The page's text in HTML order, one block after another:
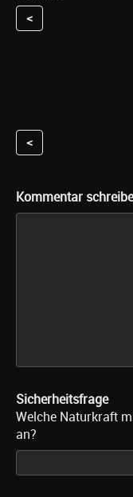
<
<
Kommentar
Sicherheitsfrage
Welche Naturkraft
an?